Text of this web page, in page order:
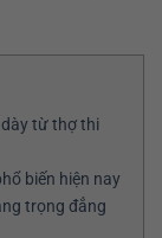
dày từ thợ thi
biến hiện nay
trọng đẳng